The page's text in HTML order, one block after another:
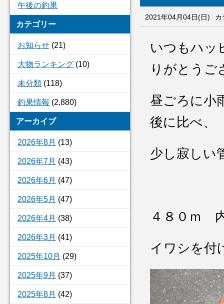
午後の釣果
カテゴリー
お知らせ (21)
大物ランキング (10)
未分類 (118)
釣果情報 (2,880)
アーカイブ
2026年8月 (13)
2026年7月 (43)
2026年6月 (47)
2026年5月 (47)
2026年4月 (38)
2026年3月 (41)
2025年10月 (29)
2025年9月 (37)
2025年8月 (42)
2021年04月04日(日) カ
いつもハッ
りがとうご
昼ごろに小
後に比べ、
少し寂しい
４８０ｍ
イワシを付